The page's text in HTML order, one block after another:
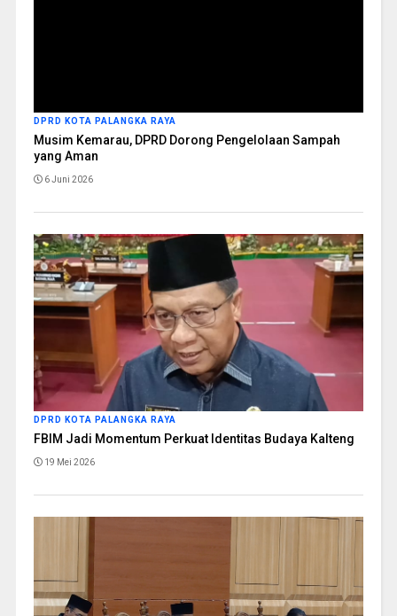
DPRD KOTA PALANGKA RAYA
Musim Kemarau, DPRD Dorong Pengelolaan Sampah
yang Aman
6 Juni 2026
DPRD KOTA PALANGKA RAYA
FBIM Jadi Momentum Perkuat Identitas Budaya Kalteng
19 Mei 2026